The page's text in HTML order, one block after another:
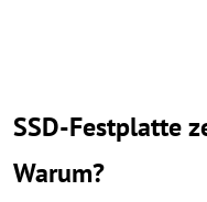
SSD-Festplatte
Warum?